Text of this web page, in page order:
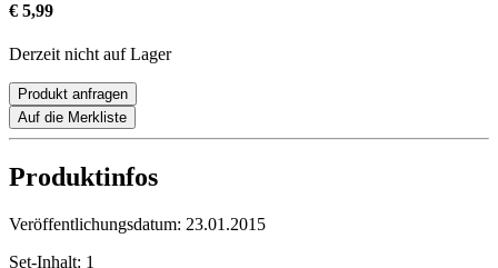
€ 5,99
Derzeit nicht auf Lager
Produkt anfragen
Auf die Merkliste
Produktinfos
Veröffentlichungsdatum: 23.01.2015
Set-Inhalt: 1